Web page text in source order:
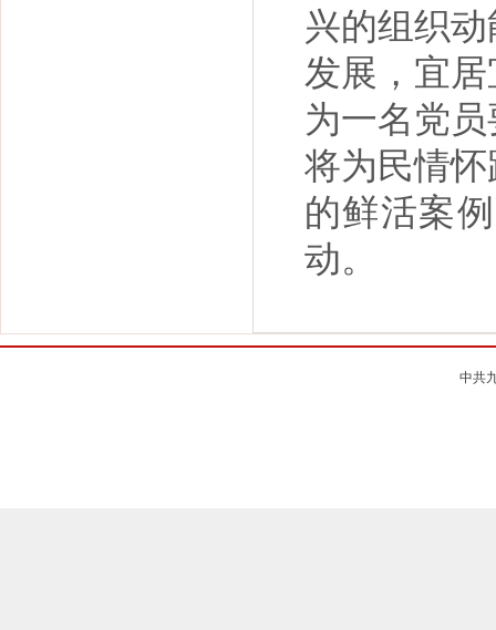
兴的组织
发展，宜
为一名党
将为民情
的鲜活案
动。
中共